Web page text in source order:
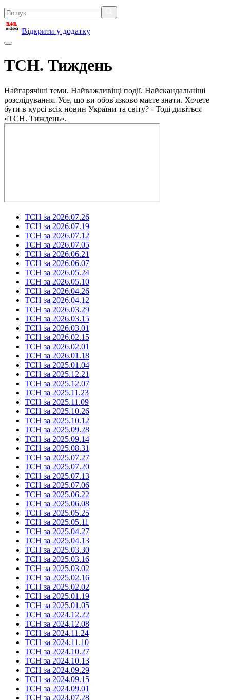
Відкрити у додатку
ТСН. Тиждень
Найгарячіші теми. Найважливіщі події. Найскандальніші
розслідування. Усе, що ви обов'язково маєте знати. Хочете
бути в курсі всіх новин України та світу? - Тоді дивіться
«ТСН. Тиждень».
ТСН за 2026.07.26
ТСН за 2026.07.19
ТСН за 2026.07.12
ТСН за 2026.07.05
ТСН за 2026.06.21
ТСН за 2026.06.07
ТСН за 2026.05.24
ТСН за 2026.05.10
ТСН за 2026.04.26
ТСН за 2026.04.12
ТСН за 2026.03.29
ТСН за 2026.03.15
ТСН за 2026.03.01
ТСН за 2026.02.15
ТСН за 2026.02.01
ТСН за 2026.01.18
ТСН за 2025.01.04
ТСН за 2025.12.21
ТСН за 2025.12.07
ТСН за 2025.11.23
ТСН за 2025.11.09
ТСН за 2025.10.26
ТСН за 2025.10.12
ТСН за 2025.09.28
ТСН за 2025.09.14
ТСН за 2025.08.31
ТСН за 2025.07.27
ТСН за 2025.07.20
ТСН за 2025.07.13
ТСН за 2025.07.06
ТСН за 2025.06.22
ТСН за 2025.06.08
ТСН за 2025.05.25
ТСН за 2025.05.11
ТСН за 2025.04.27
ТСН за 2025.04.13
ТСН за 2025.03.30
ТСН за 2025.03.16
ТСН за 2025.03.02
ТСН за 2025.02.16
ТСН за 2025.02.02
ТСН за 2025.01.19
ТСН за 2025.01.05
ТСН за 2024.12.22
ТСН за 2024.12.08
ТСН за 2024.11.24
ТСН за 2024.11.10
ТСН за 2024.10.27
ТСН за 2024.10.13
ТСН за 2024.09.29
ТСН за 2024.09.15
ТСН за 2024.09.01
ТСН за 2024.07.28